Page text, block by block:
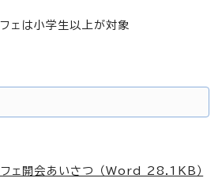
ェは小学生以上が対象
フェ開会あいさつ （Word 28.1KB）